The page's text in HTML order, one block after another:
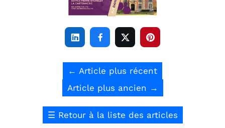
   
← Article plus récent
Article plus ancien →
☰ Retour à la liste des articles